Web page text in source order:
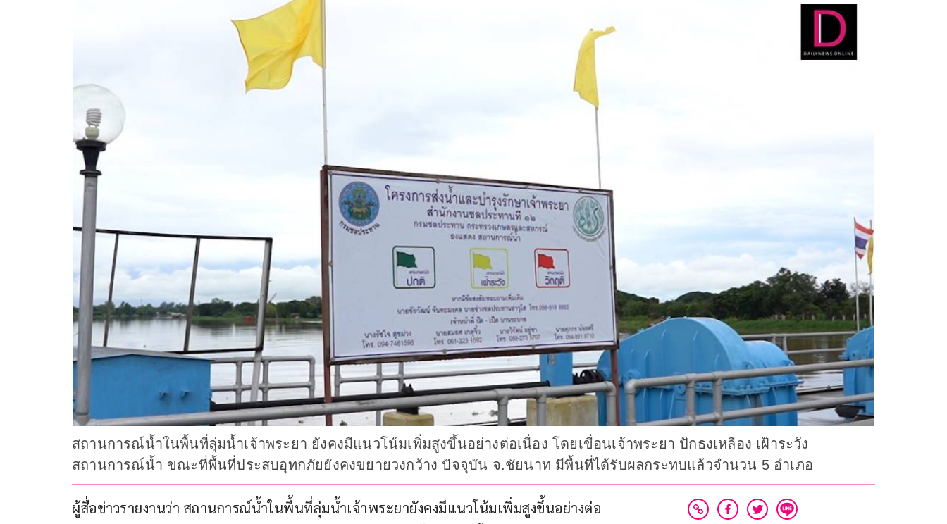
สถานการณ์น้ำในพื้นที่ลุ่มน้ำเจ้าพระยา ยังคงมีแนวโน้มเพิ่มสูงขึ้นอย่างต่อเนื่อง โดยเขื่อนเจ้าพระยา ปักธงเหลือง เฝ้าระวัง
สถานการณ์น้ำ ขณะที่พื้นที่ประสบอุทกภัยยังคงขยายวงกว้าง ปัจจุบัน จ.ชัยนาท มีพื้นที่ได้รับผลกระทบแล้วจำนวน 5 อำเภอ
ผู้สื่อข่าวรายงานว่า สถานการณ์น้ำในพื้นที่ลุ่มน้ำเจ้าพระยายังคงมีแนวโน้มเพิ่มสูงขึ้นอย่างต่อ